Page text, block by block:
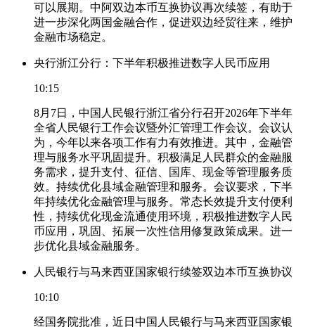
可以展期。中阿双边本币互换协议再次续签，有助于
进一步深化两国金融合作，促进双边经贸往来，维护
金融市场稳定。
央行浙江分行：下半年积极推进数字人民币应用
10:15
8月7日，中国人民银行浙江省分行召开2026年下半年
全省人民银行工作会议暨外汇管理工作会议。会议认
为，今年以来各项工作有力有效推进。其中，金融管
理与服务水平巩固提升。积极满足人民群众的金融服
务需求，提升支付、征信、国库、现金等管理服务质
效。持续优化县域金融管理和服务。会议要求，下半
年持续优化金融管理与服务。常态长效提升支付便利
性，持续优化现金流通使用环境，积极推进数字人民
币应用，巩固、拓展一次性信用修复政策成果。进一
步优化县域金融服务。
人民银行与马来西亚国家银行续签双边本币互换协议
10:10
经国务院批准，近日中国人民银行与马来西亚国家银